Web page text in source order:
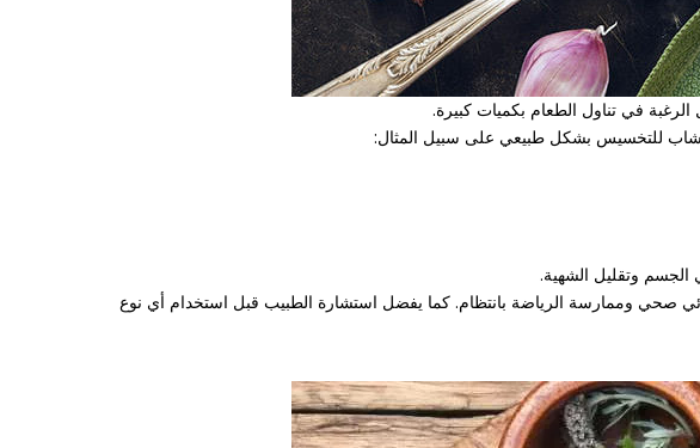
في تناول الطعام بكميات كبيرة.
للتخسيس بشكل طبيعي على سبيل المثال:
صحي وممارسة الرياضة بانتظام. كما يفضل استشارة الطبيب قبل استخدام أي نوع